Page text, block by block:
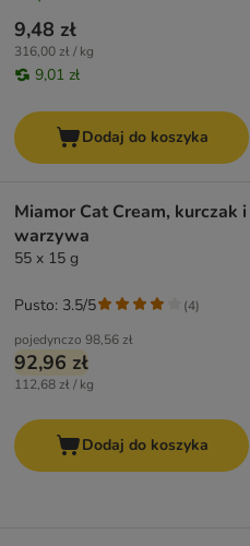
9,48 zł
316,00 zł / kg
9,01 zł
Dodaj do koszyka
Miamor Cat Cream, kurczak i
warzywa
55 x 15 g
pojedynczo 98,56 zł
92,96 zł
112,68 zł / kg
Pusto: 3.5/5 (4)
Dodaj do koszyka